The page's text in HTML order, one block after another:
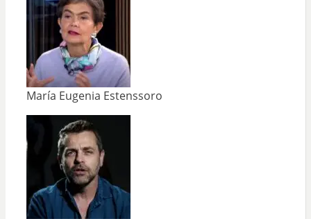
María Eugenia Estenssoro